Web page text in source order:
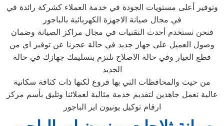
وتوفير أعلى مستويات الجودة في خدمة العملاء كشركة رائدة في
في مجال صيانة الاجهزة الكهربائية بالباجور
فنحن نستخدم أحدث التقنيات في مجال مراكز الصيانة وضمان
وصول العميل على جهاز جديد في حالة عجزنا عن توفير اي من
قطع الغيار وفي حالة الاصلاح نلتزم بتسليمك جهازك في حالة
الجديد
من حيث والمحافظات التي بها فروع لكنها ذات كثافة سكانية
عالية نعمل جاهدين لتقديم خدمة مثالية لعملائنا وتليق بأسم مركز
ارقام توكيل يونيون اير الباجور